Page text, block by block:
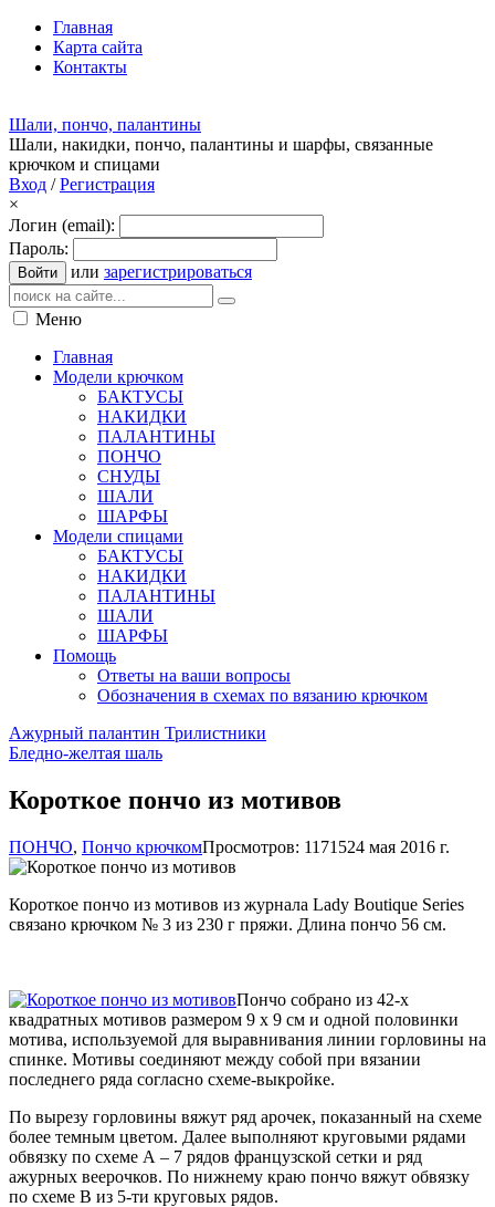
Главная
Карта сайта
Контакты
Шали, пончо, палантины
Шали, накидки, пончо, палантины и шарфы, связанные
крючком и спицами
Вход /Регистрация
×
Логин (email):
Пароль:
Войти или зарегистрироваться
Меню
Главная
Модели крючком
БАКТУСЫ
НАКИДКИ
ПАЛАНТИНЫ
ПОНЧО
СНУДЫ
ШАЛИ
ШАРФЫ
Модели спицами
БАКТУСЫ
НАКИДКИ
ПАЛАНТИНЫ
ШАЛИ
ШАРФЫ
Помощь
Ответы на ваши вопросы
Обозначения в схемах по вязанию крючком
Ажурный палантин Трилистники
Бледно-желтая шаль
Короткое пончо из мотивов
ПОНЧО, Пончо крючкомПросмотров: 1171524 мая 2016 г.
Короткое пончо из мотивов из журнала Lady Boutique Series
связано крючком № 3 из 230 г пряжи. Длина пончо 56 см.
Пончо собрано из 42-х
квадратных мотивов размером 9 х 9 см и одной половинки
мотива, используемой для выравнивания линии горловины на
спинке. Мотивы соединяют между собой при вязании
последнего ряда согласно схеме-выкройке.
По вырезу горловины вяжут ряд арочек, показанный на схеме
более темным цветом. Далее выполняют круговыми рядами
обвязку по схеме А – 7 рядов французской сетки и ряд
ажурных веерочков. По нижнему краю пончо вяжут обвязку
по схеме В из 5-ти круговых рядов.